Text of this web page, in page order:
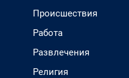
Происшествия
Работа
Развлечения
Религия